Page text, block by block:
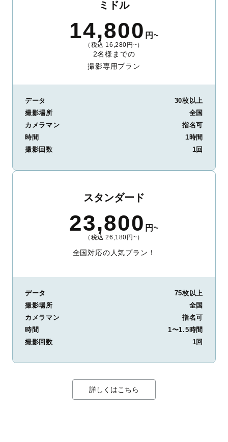
ミドル
14,800 円~
（税込 16,280円~）
2名様までの
撮影専用プラン
データ
30枚以上
撮影場所
全国
カメラマン
指名可
時間
1時間
撮影回数
1回
スタンダード
23,800 円~
（税込 26,180円~）
全国対応の人気プラン！
データ
75枚以上
撮影場所
全国
カメラマン
指名可
時間
1〜1.5時間
撮影回数
1回
詳しくはこちら